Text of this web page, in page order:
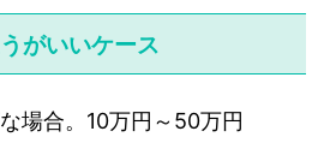
がいいケース
場合。10万円～50万円